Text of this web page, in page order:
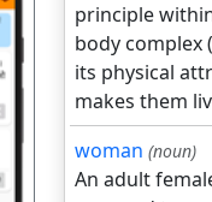
principle
body complex
its physical
makes them
woman (noun)
An adult